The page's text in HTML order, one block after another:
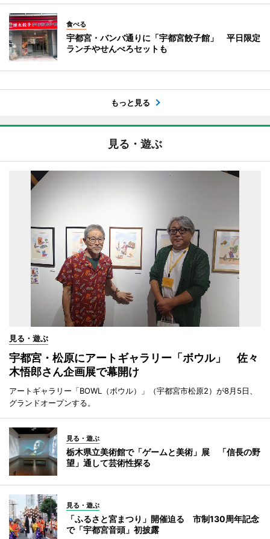
食べる
宇都宮・バンバ通りに「宇都宮餃子館」 平日限定
ランチやせんべろセットも
もっと見る
見る・遊ぶ
見る・遊ぶ
宇都宮・松原にアートギャラリー「ボウル」 佐々
木悟郎さん企画展で幕開け
アートギャラリー「BOWL（ボウル）」（宇都宮市松原2）が8月5日、
グランドオープンする。
見る・遊ぶ
栃木県立美術館で「ゲームと美術」展 「信長の野
望」通して芸術性探る
見る・遊ぶ
「ふるさと宮まつり」開催迫る 市制130周年記念
で「宇都宮音頭」初披露